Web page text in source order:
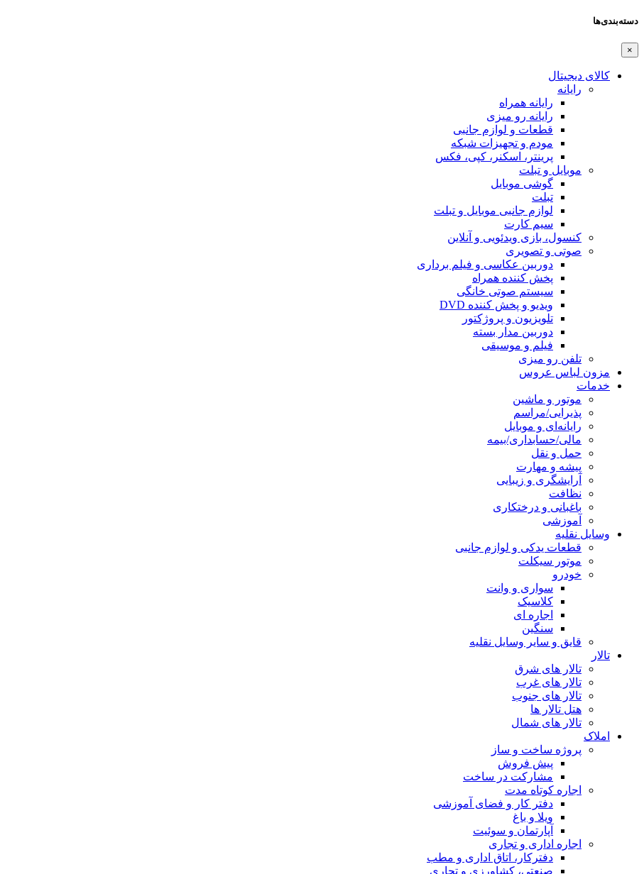
دسته‌بندی‌ها
×
کالای دیجیتال
رایانه
رایانه همراه
رایانه رو میزی
قطعات و لوازم جانبی
مودم و تجهیزات شبکه
پرینتر، اسکنر، کپی، فکس
موبایل و تبلت
گوشی موبایل
تبلت
لوازم جانبی موبایل و تبلت
سیم کارت
کنسول، بازی‌ ویدئویی و آنلاین
صوتی و تصویری
دوربین عکاسی و فیلم برداری
پخش کننده همراه
سیستم صوتی خانگی
ویدیو و پخش کننده DVD
تلویزیون و پروژکتور
دوربین مدار بسته
فیلم و موسیقی
تلفن رو میزی
مزون لباس عروس
خدمات
موتور و ماشین
پذیرایی/مراسم
رایانه‌ای و موبایل
مالی/حسابداری/بیمه
حمل و نقل
پیشه و مهارت
آرایشگری و زیبایی
نظافت
باغبانی و درختکاری
آموزشی
وسایل نقلیه
قطعات یدکی و لوازم جانبی
موتور سیکلت
خودرو
سواری و وانت
کلاسیک
اجاره ای
سنگین
قایق و سایر وسایل نقلیه
تالار
تالار های شرق
تالار های غرب
تالار های جنوب
هتل تالار ها
تالار های شمال
املاک
پروژه ساخت و ساز
پیش فروش
مشارکت در ساخت
اجاره کوتاه مدت
دفتر کار و فضای آموزشی
ویلا و باغ
آپارتمان و سوئیت
اجاره اداری و تجاری
دفترکار، اتاق اداری و مطب
صنعتی، کشاورزی و تجاری